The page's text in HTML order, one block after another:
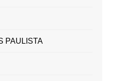
PAULISTA